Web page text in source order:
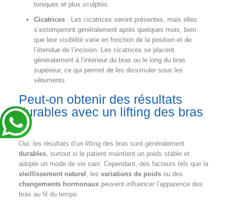
toniques et plus sculptés.
Cicatrices: Les cicatrices seront présentes, mais elles
s’estomperont généralement après quelques mois, bien
que leur visibilité varie en fonction de la position et de
l’étendue de l’incision. Les cicatrices se placent
généralement à l’intérieur du bras ou le long du bras
supérieur, ce qui permet de les dissimuler sous les
vêtements.
Peut-on obtenir des résultats
durables avec un lifting des bras
?
Oui, les résultats d’un lifting des bras sont généralement
durables, surtout si le patient maintient un poids stable et
adopte un mode de vie sain. Cependant, des facteurs tels que la
vieillissement naturel , les variations de poidsou des
changements hormonauxpeuvent influencer l’apparence des
bras au fil du temps.